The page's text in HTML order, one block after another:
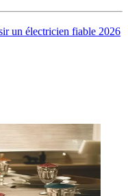
un électricien fiable 2026